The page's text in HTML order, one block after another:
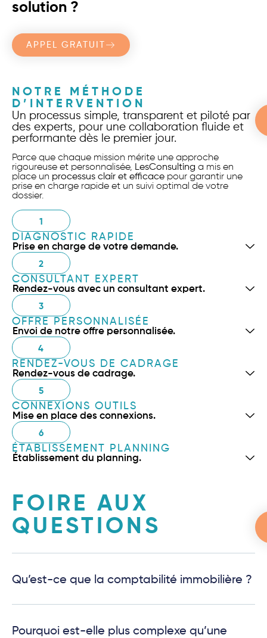
solution ?
APPEL GRATUIT
NOTRE MÉTHODE
D’INTERVENTION
Un processus simple, transparent et piloté par
des experts, pour une collaboration fluide et
performante dès le premier jour.
Parce que chaque mission mérite une approche
rigoureuse et personnalisée, LesConsulting a mis en
place un processus clair et efficace pour garantir une
prise en charge rapide et un suivi optimal de votre
dossier.
1
DIAGNOSTIC RAPIDE
Prise en charge de votre demande.
2
CONSULTANT EXPERT
Rendez-vous avec un consultant expert.
3
OFFRE PERSONNALISÉE
Envoi de notre offre personnalisée.
4
RENDEZ-VOUS DE CADRAGE
Rendez-vous de cadrage.
5
CONNEXIONS OUTILS
Mise en place des connexions.
6
ÉTABLISSEMENT PLANNING
Établissement du planning.
FOIRE AUX
QUESTIONS
Qu’est-ce que la comptabilité immobilière ?
Pourquoi est-elle plus complexe qu’une